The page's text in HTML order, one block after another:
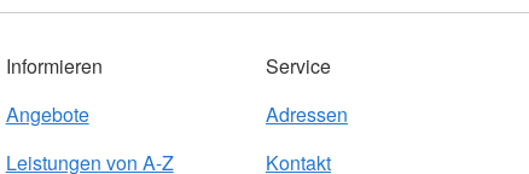
Informieren
Angebote
Leistungen von A-Z
Service
Adressen
Kontakt